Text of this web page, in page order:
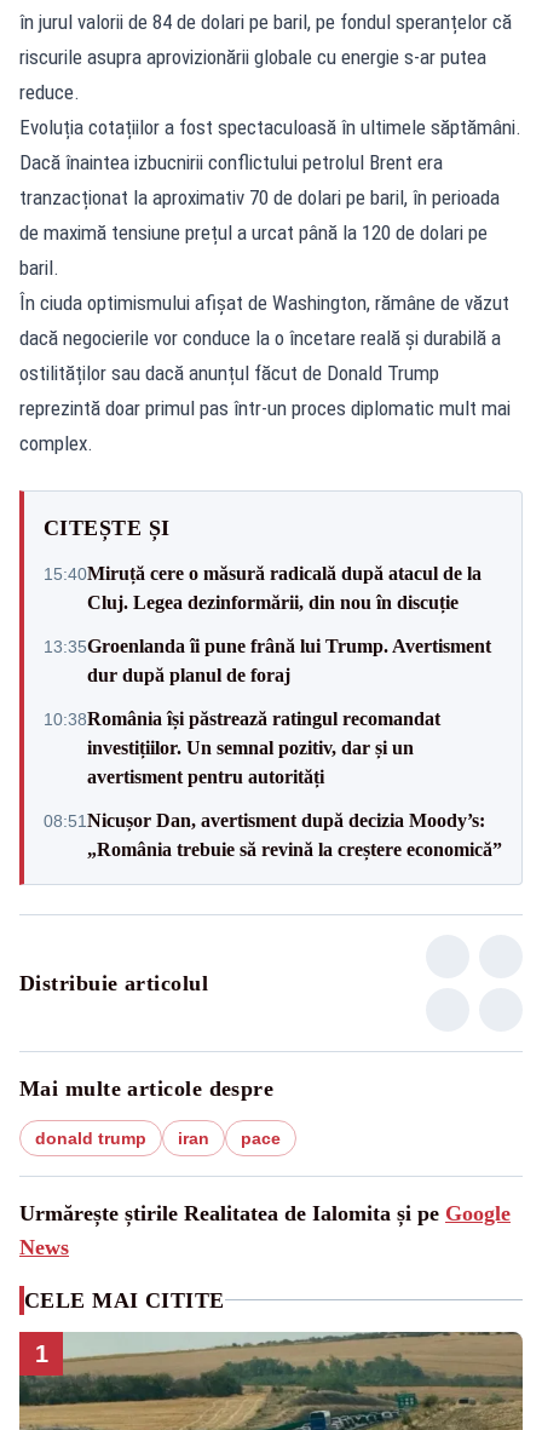
în jurul valorii de 84 de dolari pe baril, pe fondul speranțelor că
riscurile asupra aprovizionării globale cu energie s-ar putea
reduce.
Evoluția cotațiilor a fost spectaculoasă în ultimele săptămâni.
Dacă înaintea izbucnirii conflictului petrolul Brent era
tranzacționat la aproximativ 70 de dolari pe baril, în perioada
de maximă tensiune prețul a urcat până la 120 de dolari pe
baril.
În ciuda optimismului afișat de Washington, rămâne de văzut
dacă negocierile vor conduce la o încetare reală și durabilă a
ostilităților sau dacă anunțul făcut de Donald Trump
reprezintă doar primul pas într-un proces diplomatic mult mai
complex.
CITEȘTE ȘI
15:40Miruță cere o măsură radicală după atacul de la
Cluj. Legea dezinformării, din nou în discuție
13:35Groenlanda îi pune frână lui Trump. Avertisment
dur după planul de foraj
10:38România își păstrează ratingul recomandat
investițiilor. Un semnal pozitiv, dar și un
avertisment pentru autorități
08:51Nicușor Dan, avertisment după decizia Moody’s:
„România trebuie să revină la creștere economică”
Distribuie articolul
Mai multe articole despre
donald trump iran pace
Urmărește știrile Realitatea de Ialomita și pe Google
News
CELE MAI CITITE
1